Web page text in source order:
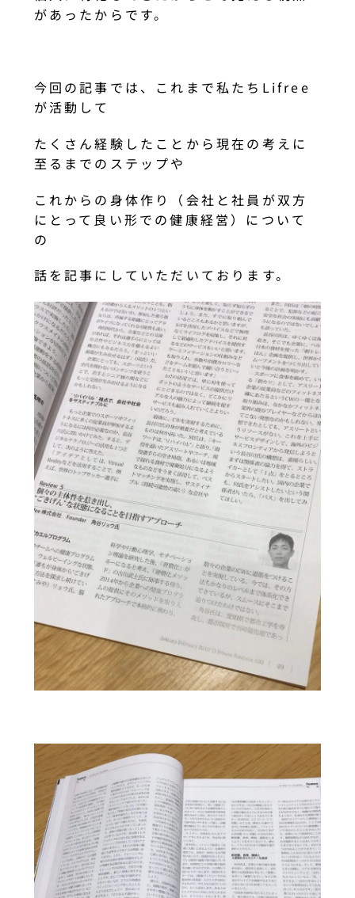
があったからです。
今回の記事では、これまで私たちLifree
が活動して
たくさん経験したことから現在の考えに
至るまでのステップや
これからの身体作り（会社と社員が双方
にとって良い形での健康経営）について
の
話を記事にしていただいております。